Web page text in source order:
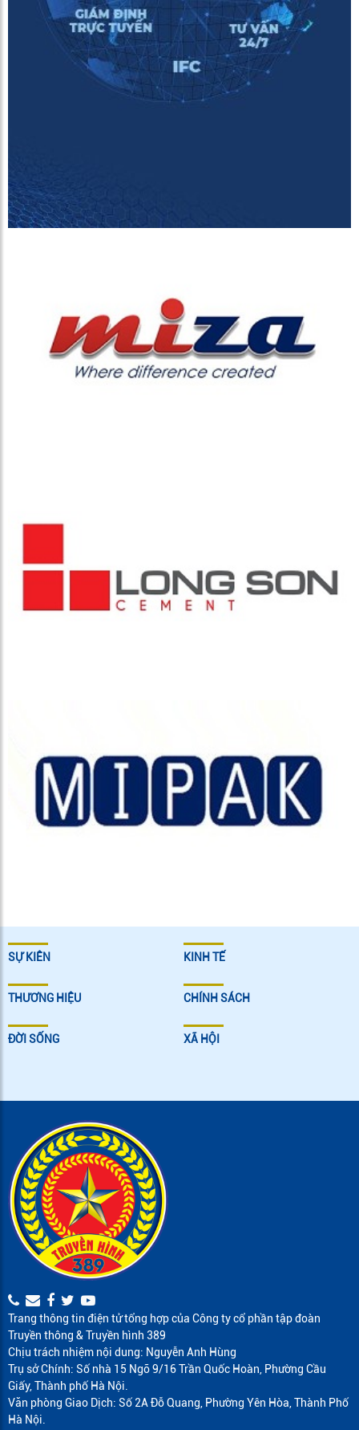
SỰ KIÊN KINH TẾ
THƯƠNG HIỆU CHÍNH SÁCH
ĐỜI SỐNG XÃ HỘI
Trang thông tin điện tử tổng hợp của Công ty cổ phần tập đoàn
Truyền thông & Truyền hình 389
Chịu trách nhiệm nội dung: Nguyễn Anh Hùng
Trụ sở Chính: Số nhà 15 Ngõ 9/16 Trần Quốc Hoàn, Phường Cầu
Giấy, Thành phố Hà Nội.
Văn phòng Giao Dịch: Số 2A Đỗ Quang, Phường Yên Hòa, Thành Phố
Hà Nội.